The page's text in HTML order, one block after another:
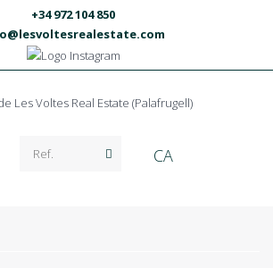
+34 972 104 850
CA